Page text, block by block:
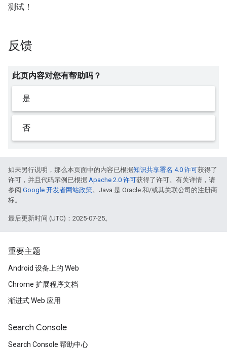
测试！
反馈
此页内容对您有帮助吗？
是
否
如未另行说明，那么本页面中的内容已根据知识共享署名 4.0 许可获得了
许可，并且代码示例已根据 Apache 2.0 许可获得了许可。有关详情，请
参阅 Google 开发者网站政策。Java 是 Oracle 和/或其关联公司的注册商
标。
最后更新时间 (UTC)：2025-07-25。
重要主题
Android 设备上的 Web
Chrome 扩展程序文档
渐进式 Web 应用
Search Console
Search Console 帮助中心